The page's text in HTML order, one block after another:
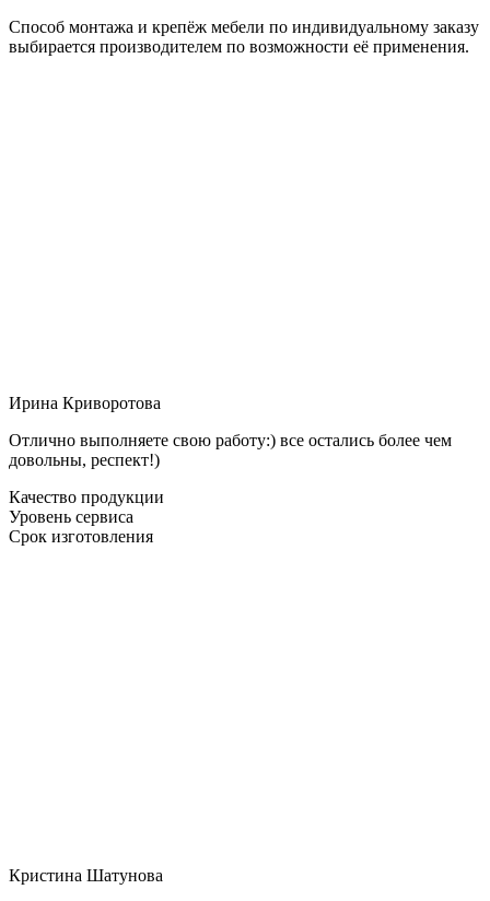
Способ монтажа и крепёж мебели по индивидуальному заказу
выбирается производителем по возможности её применения.
Ирина Криворотова
Отлично выполняете свою работу:) все остались более чем
довольны, респект!)
Качество продукции
Уровень сервиса
Срок изготовления
Кристина Шатунова